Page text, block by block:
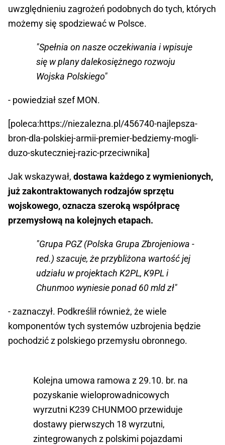
uwzględnieniu zagrożeń podobnych do tych, których
możemy się spodziewać w Polsce.
"Spełnia on nasze oczekiwania i wpisuje
się w plany dalekosiężnego rozwoju
Wojska Polskiego"
- powiedział szef MON.
[poleca:https://niezalezna.pl/456740-najlepsza-
bron-dla-polskiej-armii-premier-bedziemy-mogli-
duzo-skuteczniej-razic-przeciwnika]
Jak wskazywał, dostawa każdego z wymienionych,
już zakontraktowanych rodzajów sprzętu
wojskowego, oznacza szeroką współpracę
przemysłową na kolejnych etapach.
"Grupa PGZ (Polska Grupa Zbrojeniowa -
red.) szacuje, że przybliżona wartość jej
udziału w projektach K2PL, K9PL i
Chunmoo wyniesie ponad 60 mld zł"
- zaznaczył. Podkreślił również, że wiele
komponentów tych systemów uzbrojenia będzie
pochodzić z polskiego przemysłu obronnego.
Kolejna umowa ramowa z 29.10. br. na
pozyskanie wieloprowadnicowych
wyrzutni K239 CHUNMOO przewiduje
dostawy pierwszych 18 wyrzutni,
zintegrowanych z polskimi pojazdami